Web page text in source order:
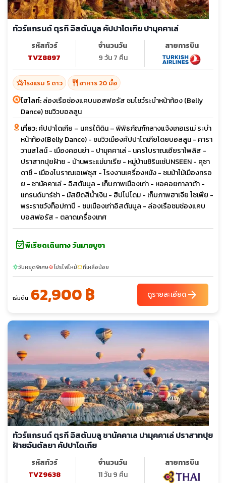
ทัวร์แกรนด์ ตุรกี อิสตันบูล คัปปาโดเกีย ปามุคคาเล่
รหัสทัวร์
TVZ8897
จำนวนวัน
9 วัน 7 คืน
สายการบิน
hotel_classโรงแรม 5 ดาว restaurant อาหาร 20 มื้อ
ไฮไลท์:ล่องเรือช่องแคบบอสฟอรัส ชมโชว์ระบำหน้าท้อง (Belly
Dance) ชมวิวบอลลูน
เที่ยว:คัปปาโดเกีย – นครใต้ดิน – พิพิธภัณฑ์กลางแจ้งเกอเรเม่ ระบำ
หน้าท้อง(Belly Dance) - ชมวิวเมืองคัปปาโดเกียโดยบอลลูน - คารา
วานสไลน์ - เมืองคอนย่า - ปามุคคาเล่ - นครโบราณเฮียราโพลิส -
ปราสาทปุยฝ้าย - บ้านพระแม่มาเรีย - หมู่บ้านซิรินเช่UNSEEN - คุซา
ดาซึ - เมืองโบราณเอเฟซุส - โรงงานเครื่องหนัง - ชมม้าไม้เมืองทรอ
ย - ชานัคคาเล่ - อิสตันบูล - เก็บภาพเมืองเก่า - หอคอยกาลาต้า -
แกรนด์บาร์ซ่า - มัสยิดสีน้ำเงิน - ฮิปโปโดม - เก็บภาพฮาเจีย โซเฟีย -
พระราชวังท็อปกาปี - ชมเมืองเก่าอิสตันบูล - ล่องเรือชมช่องแคบ
บอสฟอรัส - ตลาดเครื่องเทศ
event_availableพีเรียดเดินทาง วันมาฆบูชา
sunnyวันหยุดพิเศษlocal_fire_departmentโปรไฟไหม้confirmation_numberที่เหลือน้อย
เริ่มต้น 62,900 ฿ ดูรายละเอียดarrow_forward
ทัวร์แกรนด์ ตุรกี อิสตันบลู ชานัคคาเล ปามุคคาเล่ ปราสาทปุย
ฝ้ายอันตัลยา คัปปาโดเกีย
รหัสทัวร์
TVZ9638
จำนวนวัน
11 วัน 9 คืน
สายการบิน